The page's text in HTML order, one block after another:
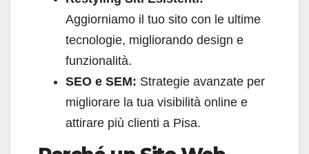
Aggiorniamo il tuo sito con le ultime
tecnologie, migliorando design e
funzionalità.
SEO e SEM: Strategie avanzate per
migliorare la tua visibilità online e
attirare più clienti a Pisa.